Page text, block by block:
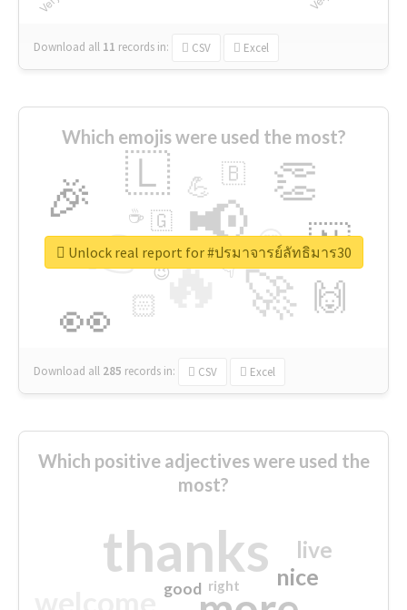
Download all 11 records in: CSV Excel
Which emojis were used the most?
🔥
👉 📢
🚀
👀
🎉 👏
🇱
🇳
🙌
😍
🏻
💪 🇧
👇
🇬
🔷
☕
😉
🎡
Download all 285 records in: CSV Excel
Unlock real report for #ปรมาจารย์ลัทธิมาร30
Which positive adjectives were used the
most?
thanks nice
live
good right